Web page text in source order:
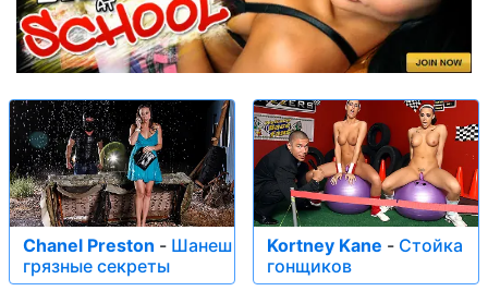
Chanel Preston - Шанеш
грязные секреты
Kortney Kane - Стойка
гонщиков